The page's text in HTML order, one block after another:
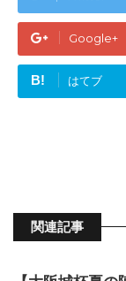
Google+
B! はてブ
関連記事